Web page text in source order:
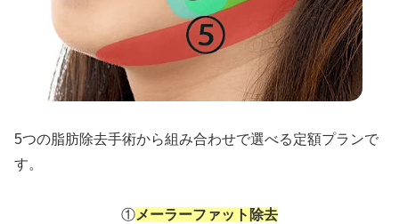
5つの脂肪除去手術から組み合わせで選べる定額プランで
す。
①メーラーファット除去